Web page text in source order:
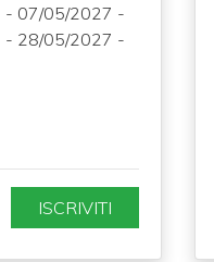
- 07/05/2027 -
- 28/05/2027 -
ISCRIVITI